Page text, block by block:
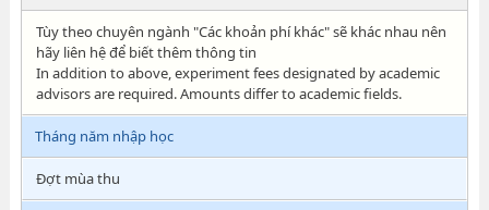
Tùy theo chuyên ngành "Các khoản phí khác" sẽ khác nhau nên
hãy liên hệ để biết thêm thông tin
In addition to above, experiment fees designated by academic
advisors are required. Amounts differ to academic fields.
Tháng năm nhập học
Đợt mùa thu